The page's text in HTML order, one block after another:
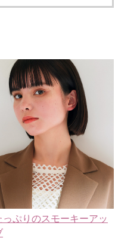
っぷりのスモーキーアッ